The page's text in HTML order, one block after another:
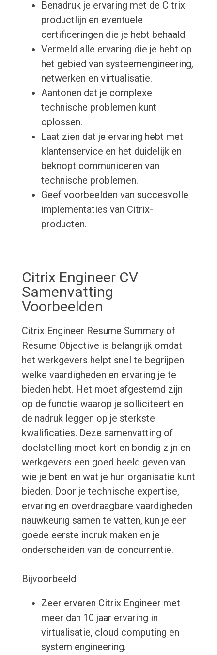
Benadruk je ervaring met de Citrix
productlijn en eventuele
certificeringen die je hebt behaald.
Vermeld alle ervaring die je hebt op
het gebied van systeemengineering,
netwerken en virtualisatie.
Aantonen dat je complexe
technische problemen kunt
oplossen.
Laat zien dat je ervaring hebt met
klantenservice en het duidelijk en
beknopt communiceren van
technische problemen.
Geef voorbeelden van succesvolle
implementaties van Citrix-
producten.
Citrix Engineer CV
Samenvatting
Voorbeelden
Citrix Engineer Resume Summary of
Resume Objective is belangrijk omdat
het werkgevers helpt snel te begrijpen
welke vaardigheden en ervaring je te
bieden hebt. Het moet afgestemd zijn
op de functie waarop je solliciteert en
de nadruk leggen op je sterkste
kwalificaties. Deze samenvatting of
doelstelling moet kort en bondig zijn en
werkgevers een goed beeld geven van
wie je bent en wat je hun organisatie kunt
bieden. Door je technische expertise,
ervaring en overdraagbare vaardigheden
nauwkeurig samen te vatten, kun je een
goede eerste indruk maken en je
onderscheiden van de concurrentie.
Bijvoorbeeld:
Zeer ervaren Citrix Engineer met
meer dan 10 jaar ervaring in
virtualisatie, cloud computing en
system engineering.